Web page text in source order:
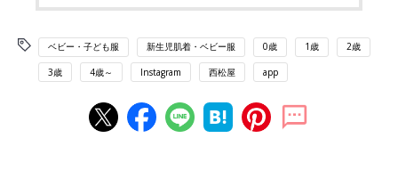
ベビー・子ども服 新生児肌着・ベビー服 0歳 1歳 2歳
3歳 4歳～ Instagram 西松屋 app